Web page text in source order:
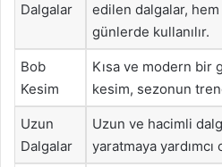
Dalgalar
edilen dalgalar,
günlerde kullanılır.
Bob
Kesim
Kısa ve modern bir
kesim, sezonun
Uzun
Dalgalar
Uzun ve hacimli
yaratmaya yardımcı